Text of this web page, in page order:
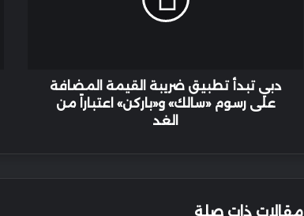
و«باركن»دبي تبدأ تطبيق ضريبة القيمة المضافة
على رسوم «سالك» و«باركن» اعتباراً من
الغد
مقالات ذات صلة